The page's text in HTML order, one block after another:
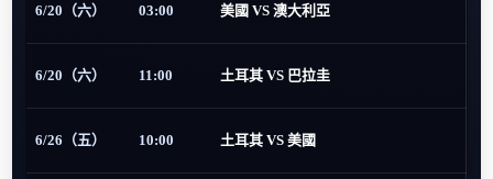
6/20（六） 03:00 美國 VS 澳大利亞
6/20（六） 11:00 土耳其 VS 巴拉圭
6/26（五） 10:00 土耳其 VS 美國